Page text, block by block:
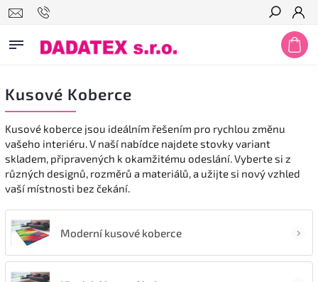
Hledat
Kusové Koberce
Kusové koberce jsou ideálním řešením pro rychlou změnu
vašeho interiéru. V naší nabídce najdete stovky variant
skladem, připravených k okamžitému odeslání. Vyberte si z
různých designů, rozměrů a materiálů, a užijte si nový vzhled
vaší místnosti bez čekání.
Moderní kusové koberce